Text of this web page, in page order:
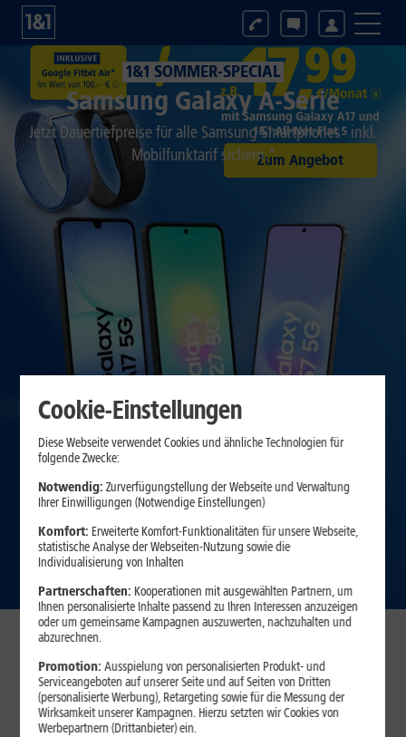
Zum Angebot
1&1 SOMMER-SPECIAL
Samsung Galaxy A-Serie
Jetzt Dauertiefpreise für alle Samsung Smartphones inkl.
Mobilfunktarif sichern.*
Wählen Sie Ihr Samsung
Smartphone
Cookie-Einstellungen
Diese Webseite verwendet Cookies und ähnliche Technologien für
folgende Zwecke:
Notwendig: Zurverfügungstellung der Webseite und Verwaltung
Ihrer Einwilligungen (Notwendige Einstellungen)
Komfort: Erweiterte Komfort-Funktionalitäten für unsere Webseite,
statistische Analyse der Webseiten-Nutzung sowie die
Individualisierung von Inhalten
Partnerschaften: Kooperationen mit ausgewählten Partnern, um
Ihnen personalisierte Inhalte passend zu Ihren Interessen anzuzeigen
oder um gemeinsame Kampagnen auszuwerten, nachzuhalten und
abzurechnen.
Promotion:Ausspielung von personalisierten Produkt- und
Serviceangeboten auf unserer Seite und auf Seiten von Dritten
(personalisierte Werbung), Retargeting sowie für die Messung der
Wirksamkeit unserer Kampagnen. Hierzu setzten wir Cookies von
Werbepartnern (Drittanbieter) ein.